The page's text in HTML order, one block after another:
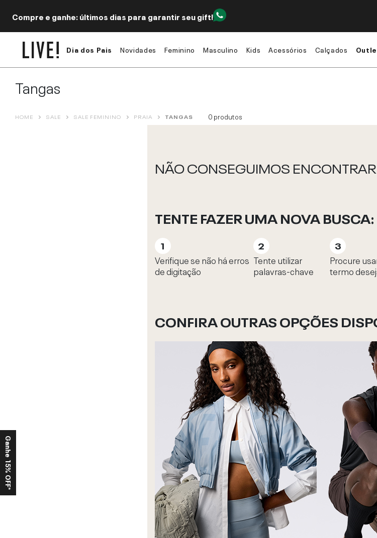
Compre e ganhe: últimos dias para garantir seu gift!
Dia dos Pais Novidades Feminino Masculino Kids Acessórios Calçados
Tangas
HOME SALE SALE FEMININO PRAIA TANGAS 0 produtos
NÃO CONSEGUIMOS
TENTE FAZER UMA NOVA BUSCA:
Verifique se não há erros
de digitação
Tente utilizar
palavras-chave
Procure
termo
CONFIRA OUTRAS OPÇÕES
Ganhe 15% OFF*